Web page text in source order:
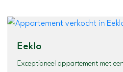
Eeklo
Exceptioneel appartement met